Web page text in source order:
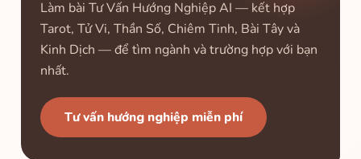
Làm bài Tư Vấn Hướng Nghiệp AI — kết hợp
Tarot, Tử Vi, Thần Số, Chiêm Tinh, Bài Tây và
Kinh Dịch — để tìm ngành và trường hợp với bạn
nhất.
Tư vấn hướng nghiệp miễn phí